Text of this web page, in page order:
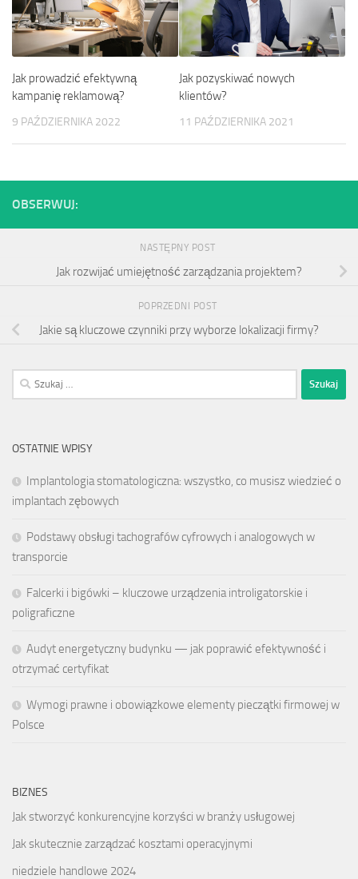
Jak prowadzić efektywną
kampanię reklamową?
9 PAŹDZIERNIKA 2022
Jak pozyskiwać nowych
klientów?
11 PAŹDZIERNIKA 2021
OBSERWUJ:
NASTĘPNY POST
Jak rozwijać umiejętność zarządzania projektem?
POPRZEDNI POST
Jakie są kluczowe czynniki przy wyborze lokalizacji firmy?
Szukaj:
OSTATNIE WPISY
Implantologia stomatologiczna: wszystko, co musisz wiedzieć o
implantach zębowych
Podstawy obsługi tachografów cyfrowych i analogowych w
transporcie
Falcerki i bigówki – kluczowe urządzenia introligatorskie i
poligraficzne
Audyt energetyczny budynku — jak poprawić efektywność i
otrzymać certyfikat
Wymogi prawne i obowiązkowe elementy pieczątki firmowej w
Polsce
BIZNES
Jak stworzyć konkurencyjne korzyści w branży usługowej
Jak skutecznie zarządzać kosztami operacyjnymi
niedziele handlowe 2024